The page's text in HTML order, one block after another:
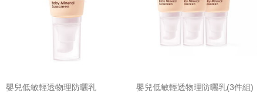
嬰兒低敏輕透物理防曬乳 嬰兒低敏輕透物理防曬乳(3件組)